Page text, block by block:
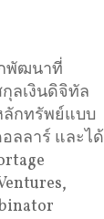
พัฒนาที่
ลเงินดิจิทัล
กทรัพย์แบบ
ลลาร์ และได้